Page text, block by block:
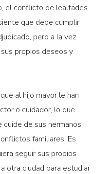
el conflicto de lealtades
que debe cumplir
pero a la vez
propios deseos y
al hijo mayor le han
o cuidador, lo que
cuide de sus hermanos
familiares. Es
seguir sus propios
otra ciudad para estudiar